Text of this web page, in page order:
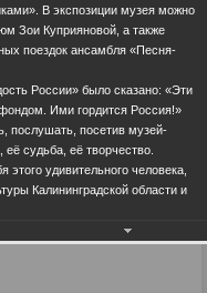
В экспозиции музея можно
Зои Куприяновой, а также
поездок ансамбля «Песня-
России» было сказано: «Эти
Ими гордится Россия!»
послушать, посетив музей-
судьба, её творчество.
удивительного человека,
Калининградской области и